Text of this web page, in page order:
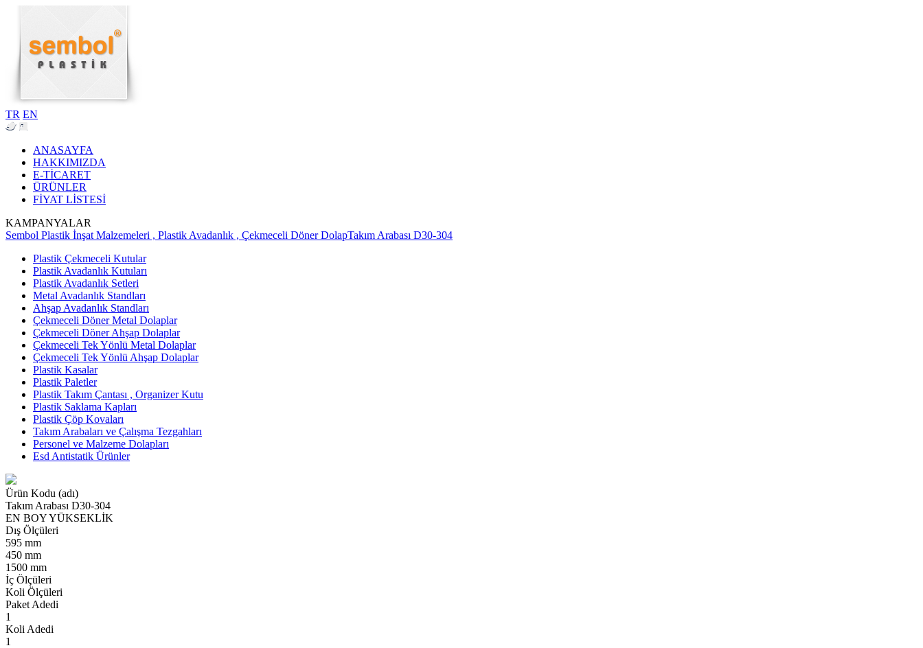
TR EN
ANASAYFA
HAKKIMIZDA
E-TİCARET
ÜRÜNLER
FİYAT LİSTESİ
KAMPANYALAR
Sembol Plastik İnşat Malzemeleri , Plastik Avadanlık , Çekmeceli Döner DolapTakım Arabası D30-304
Plastik Çekmeceli Kutular
Plastik Avadanlık Kutuları
Plastik Avadanlık Setleri
Metal Avadanlık Standları
Ahşap Avadanlık Standları
Çekmeceli Döner Metal Dolaplar
Çekmeceli Döner Ahşap Dolaplar
Çekmeceli Tek Yönlü Metal Dolaplar
Çekmeceli Tek Yönlü Ahşap Dolaplar
Plastik Kasalar
Plastik Paletler
Plastik Takım Çantası , Organizer Kutu
Plastik Saklama Kapları
Plastik Çöp Kovaları
Takım Arabaları ve Çalışma Tezgahları
Personel ve Malzeme Dolapları
Esd Antistatik Ürünler
Ürün Kodu (adı)
Takım Arabası D30-304
EN BOYYÜKSEKLİK
Dış Ölçüleri
595 mm
450 mm
1500 mm
İç Ölçüleri
Koli Ölçüleri
Paket Adedi
1
Koli Adedi
1